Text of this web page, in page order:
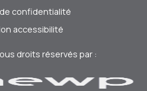
confidentialité
accessibilité
droits réservés par :